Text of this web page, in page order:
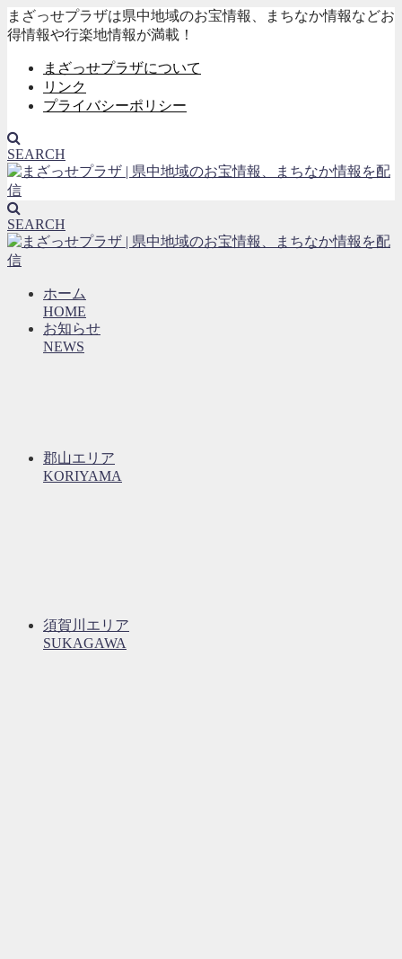
まざっせプラザは県中地域のお宝情報、まちなか情報などお
得情報や行楽地情報が満載！
まざっせプラザについて
リンク
プライバシーポリシー
SEARCH
SEARCH
ホーム
HOME
お知らせ
NEWS
郡山エリア
KORIYAMA
須賀川エリア
SUKAGAWA